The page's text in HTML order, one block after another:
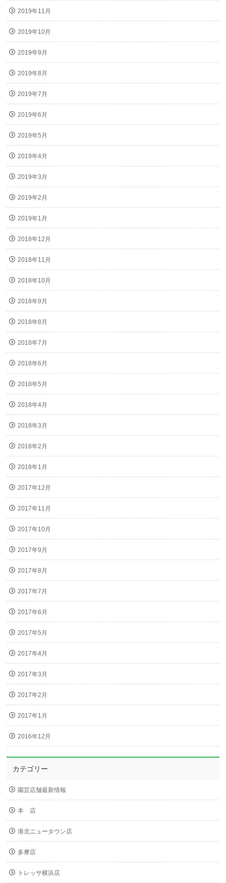
2019年11月
2019年10月
2019年9月
2019年8月
2019年7月
2019年6月
2019年5月
2019年4月
2019年3月
2019年2月
2019年1月
2018年12月
2018年11月
2018年10月
2018年9月
2018年8月
2018年7月
2018年6月
2018年5月
2018年4月
2018年3月
2018年2月
2018年1月
2017年12月
2017年11月
2017年10月
2017年9月
2017年8月
2017年7月
2017年6月
2017年5月
2017年4月
2017年3月
2017年2月
2017年1月
2016年12月
カテゴリー
園芸店舗最新情報
本 店
港北ニュータウン店
多摩店
トレッサ横浜店